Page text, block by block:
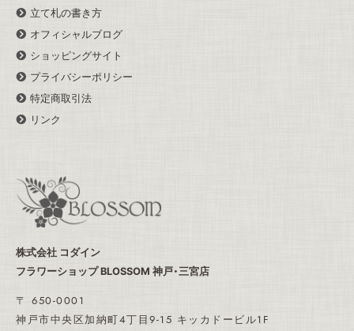
立て札の書き方
オフィシャルブログ
ショッピングサイト
プライバシーポリシー
特定商取引法
リンク
株式会社 コダイン
フラワーショップ BLOSSOM 神戸・三宮店
〒 650-0001
神戸市中央区加納町4丁目9-15 キッカドービル1F